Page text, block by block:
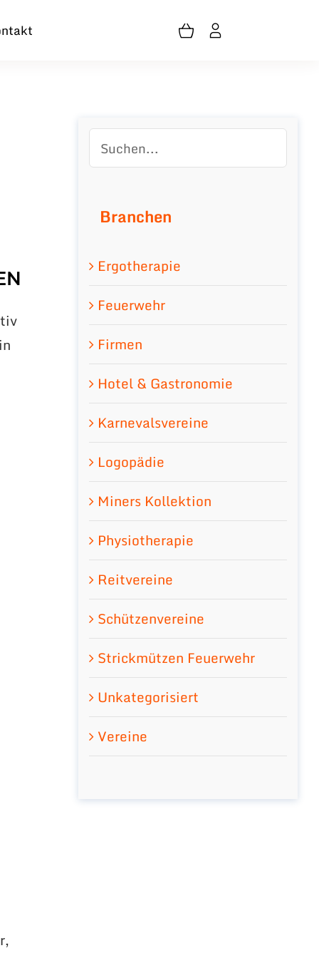
Branchen
Ergotherapie
Feuerwehr
Firmen
Hotel & Gastronomie
Karnevalsvereine
Logopädie
Miners Kollektion
Physiotherapie
Reitvereine
Schützenvereine
Strickmützen Feuerwehr
Unkategorisiert
Vereine